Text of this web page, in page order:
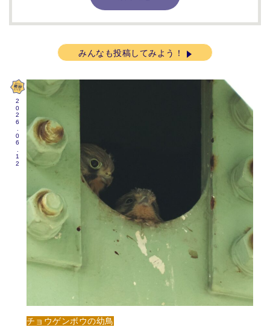
みんなも投稿してみよう！
2026.06.12
チョウゲンボウの幼鳥